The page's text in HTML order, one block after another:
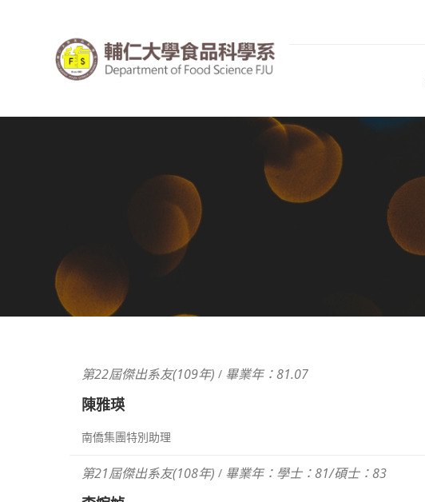
第22屆傑出系友(109年) / 畢業年：81.07
陳雅瑛
南僑集團特別助理
第21屆傑出系友(108年) / 畢業年：學士：81/碩士：83